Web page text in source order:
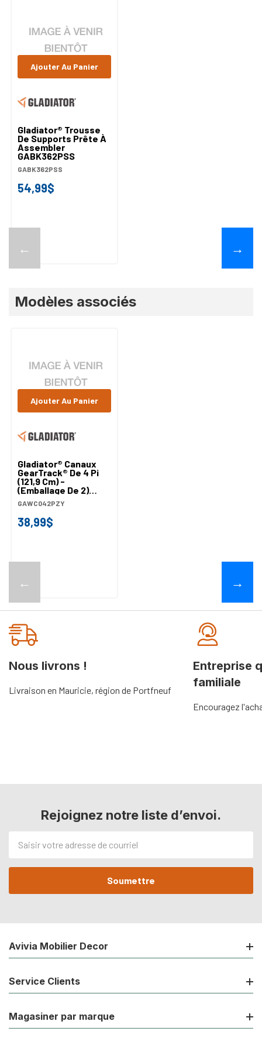
←
Gladiator® Trousse
De Supports Prête À
Assembler
GABK362PSS
GABK362PSS
54,99$
Ajouter Au Panier
→
Modèles associés
←
Gladiator® Canaux
GearTrack® De 4 Pi
(121,9 Cm) -
(emballage De 2)
GAWC042PZY
GAWC042PZY
38,99$
Ajouter Au Panier
→
Nous livrons !
Livraison en Mauricie, région de Portfneuf
Entreprise
familiale
Encouragez
Rejoignez notre liste d’envoi.
de
courriel
Avivia Mobilier Decor
Service Clients
Magasiner par marque